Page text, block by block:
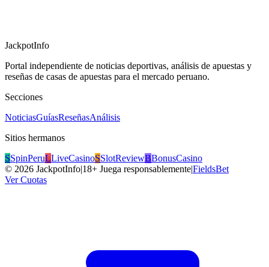
JackpotInfo
Portal independiente de noticias deportivas, análisis de apuestas y
reseñas de casas de apuestas para el mercado peruano.
Secciones
NoticiasGuíasReseñasAnálisis
Sitios hermanos
SSpinPeruLLiveCasinoSSlotReviewBBonusCasino
© 2026 JackpotInfo|18+ Juega responsablemente|FieldsBet
Ver Cuotas